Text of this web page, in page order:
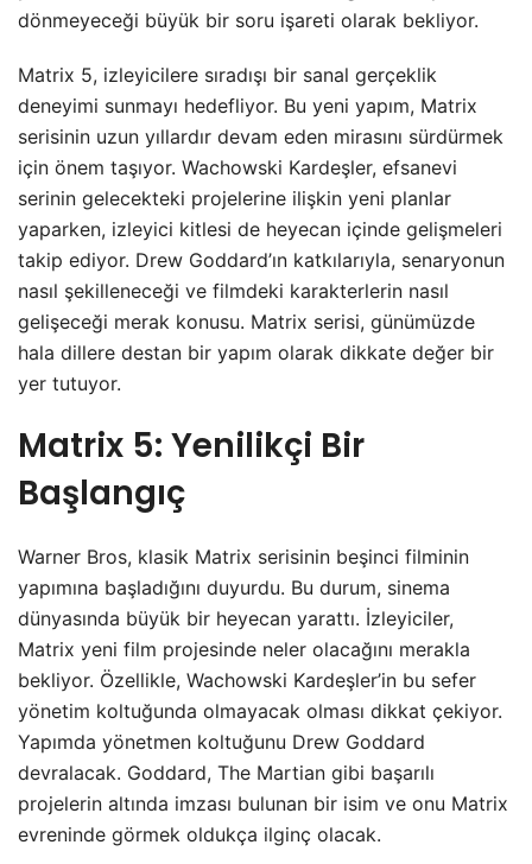
dönmeyeceği büyük bir soru işareti olarak bekliyor.
Matrix 5, izleyicilere sıradışı bir sanal gerçeklik
deneyimi sunmayı hedefliyor. Bu yeni yapım, Matrix
serisinin uzun yıllardır devam eden mirasını sürdürmek
için önem taşıyor. Wachowski Kardeşler, efsanevi
serinin gelecekteki projelerine ilişkin yeni planlar
yaparken, izleyici kitlesi de heyecan içinde gelişmeleri
takip ediyor. Drew Goddard’ın katkılarıyla, senaryonun
nasıl şekilleneceği ve filmdeki karakterlerin nasıl
gelişeceği merak konusu. Matrix serisi, günümüzde
hala dillere destan bir yapım olarak dikkate değer bir
yer tutuyor.
Matrix 5: Yenilikçi Bir
Başlangıç
Warner Bros, klasik Matrix serisinin beşinci filminin
yapımına başladığını duyurdu. Bu durum, sinema
dünyasında büyük bir heyecan yarattı. İzleyiciler,
Matrix yeni film projesinde neler olacağını merakla
bekliyor. Özellikle, Wachowski Kardeşler’in bu sefer
yönetim koltuğunda olmayacak olması dikkat çekiyor.
Yapımda yönetmen koltuğunu Drew Goddard
devralacak. Goddard, The Martian gibi başarılı
projelerin altında imzası bulunan bir isim ve onu Matrix
evreninde görmek oldukça ilginç olacak.